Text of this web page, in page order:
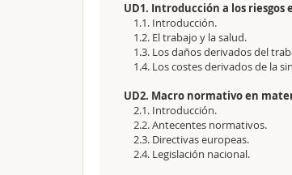
UD1. Introducción a los riesgos
1.1. Introducción.
1.2. El trabajo y la salud.
1.3. Los daños derivados del
1.4. Los costes derivados de la
UD2. Macro normativo en
2.1. Introducción.
2.2. Antecentes normativos.
2.3. Directivas europeas.
2.4. Legislación nacional.